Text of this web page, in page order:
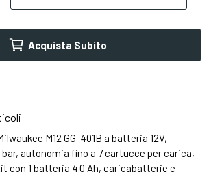
Acquista Subito
M12 GG-401B a batteria 12V,
autonomia fino a 7 cartucce per carica,
con 1 batteria 4.0 Ah, caricabatterie e